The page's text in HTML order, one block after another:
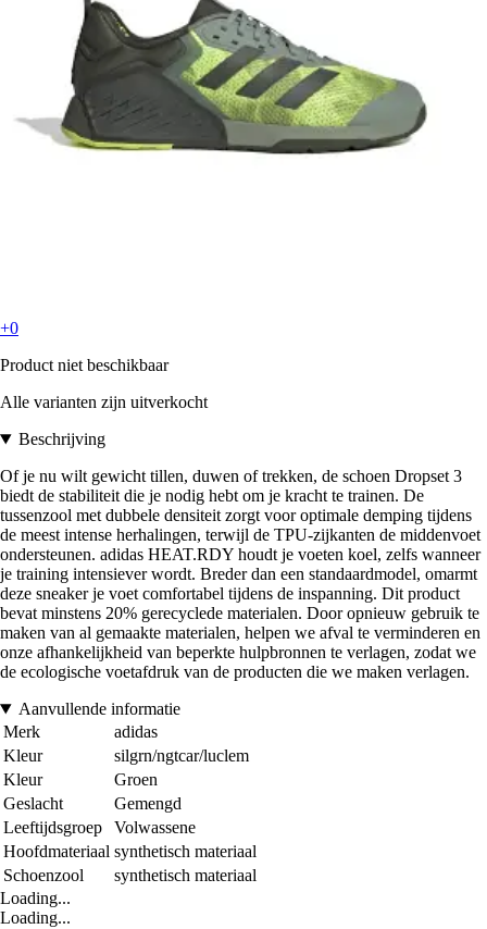
+0
Product niet beschikbaar
Alle varianten zijn uitverkocht
Beschrijving
Of je nu wilt gewicht tillen, duwen of trekken, de schoen Dropset 3
biedt de stabiliteit die je nodig hebt om je kracht te trainen. De
tussenzool met dubbele densiteit zorgt voor optimale demping tijdens
de meest intense herhalingen, terwijl de TPU-zijkanten de middenvoet
ondersteunen. adidas HEAT.RDY houdt je voeten koel, zelfs wanneer
je training intensiever wordt. Breder dan een standaardmodel, omarmt
deze sneaker je voet comfortabel tijdens de inspanning. Dit product
bevat minstens 20% gerecyclede materialen. Door opnieuw gebruik te
maken van al gemaakte materialen, helpen we afval te verminderen en
onze afhankelijkheid van beperkte hulpbronnen te verlagen, zodat we
de ecologische voetafdruk van de producten die we maken verlagen.
Aanvullende informatie
Merk
adidas
Kleur
silgrn/ngtcar/luclem
Kleur
Groen
Geslacht
Gemengd
Leeftijdsgroep
Volwassene
Hoofdmateriaal synthetisch materiaal
Schoenzool
synthetisch materiaal
Loading...
Loading...